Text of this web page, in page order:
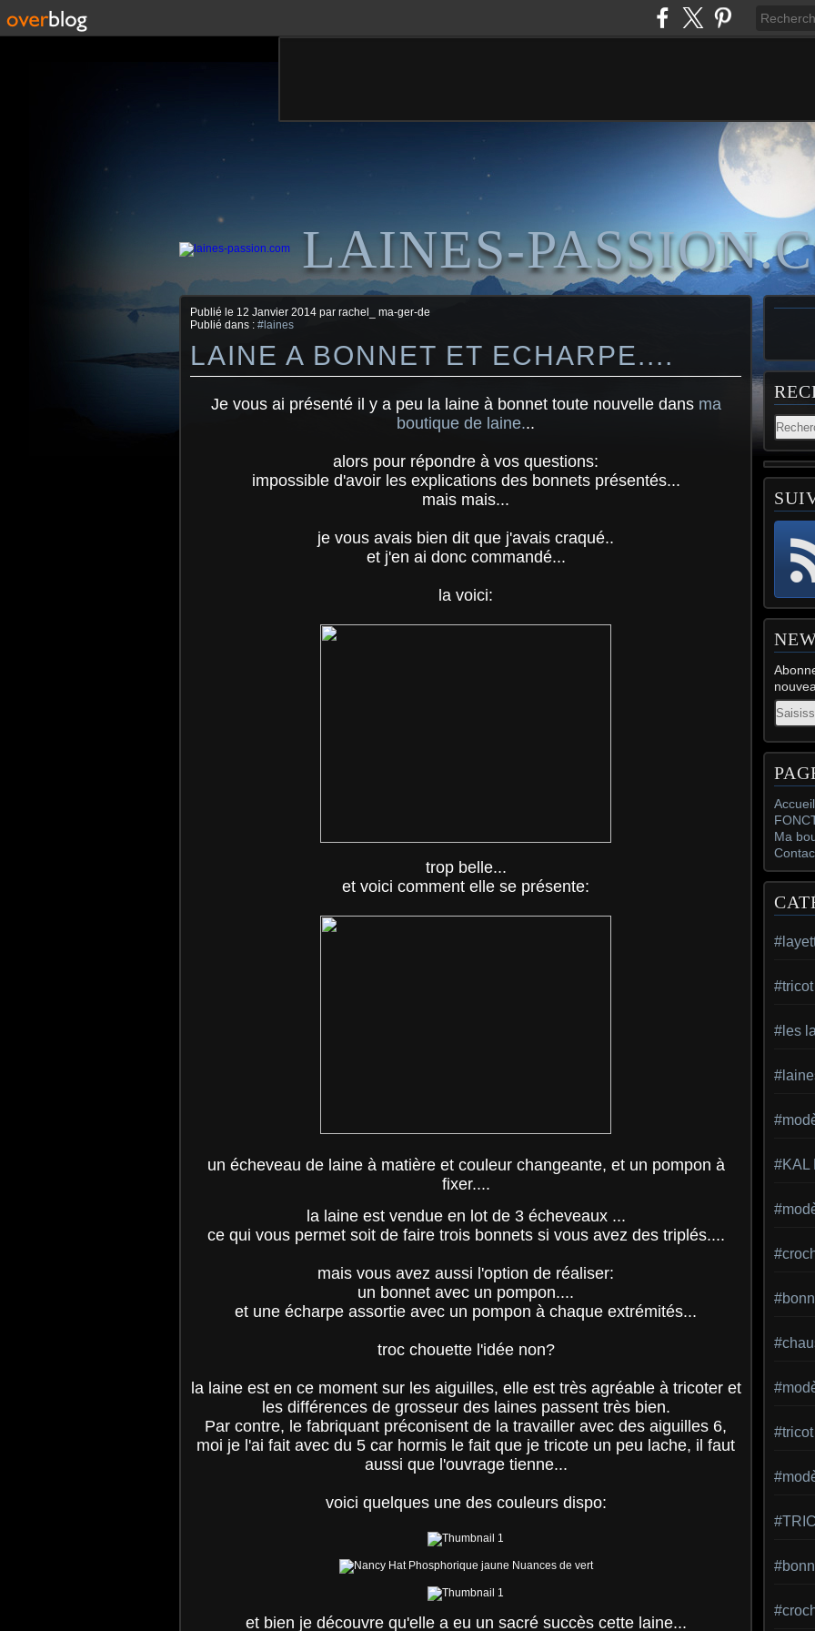
LAINES-
Publié le 12 Janvier 2014 par rachel_ ma-ger-de
Publié dans : #laines
LAINE A BONNET ET ECHARPE....
Je vous ai présenté il y a peu la laine à bonnet toute nouvelle dans ma
boutique de laine...
alors pour répondre à vos questions:
impossible d'avoir les explications des bonnets présentés...
mais mais...
je vous avais bien dit que j'avais craqué..
et j'en ai donc commandé...
la voici:
trop belle...
et voici comment elle se présente:
un écheveau de laine à matière et couleur changeante, et un pompon à
fixer....
la laine est vendue en lot de 3 écheveaux ...
ce qui vous permet soit de faire trois bonnets si vous avez des triplés....
mais vous avez aussi l'option de réaliser:
un bonnet avec un pompon....
et une écharpe assortie avec un pompon à chaque extrémités...
troc chouette l'idée non?
la laine est en ce moment sur les aiguilles, elle est très agréable à tricoter et
les différences de grosseur des laines passent très bien.
Par contre, le fabriquant préconisent de la travailler avec des aiguilles 6,
moi je l'ai fait avec du 5 car hormis le fait que je tricote un peu lache, il faut
aussi que l'ouvrage tienne...
voici quelques une des couleurs dispo:
et bien je découvre qu'elle a eu un sacré succès cette laine...
Email
Accueil
Ma
#les
#KAL